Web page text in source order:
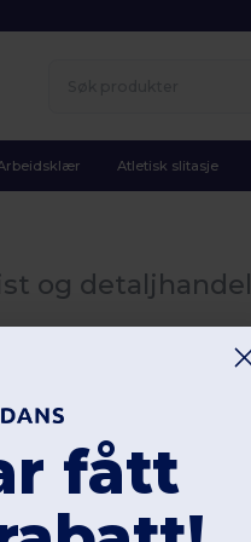
Atletisk slitasje
og detaljhandel
fått